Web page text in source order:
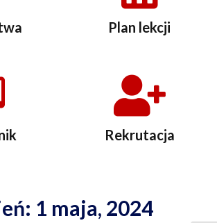
Plan lekcji
Rekrutacja
1 maja, 2024